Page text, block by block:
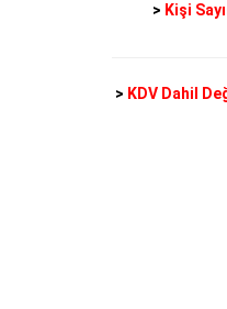
> Kişi
> KDV Dahil